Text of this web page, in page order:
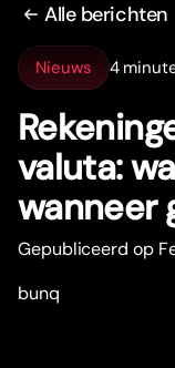
Alle berichten
Nieuws 4
valuta:
wanneer
Gepubliceerd op
bunq